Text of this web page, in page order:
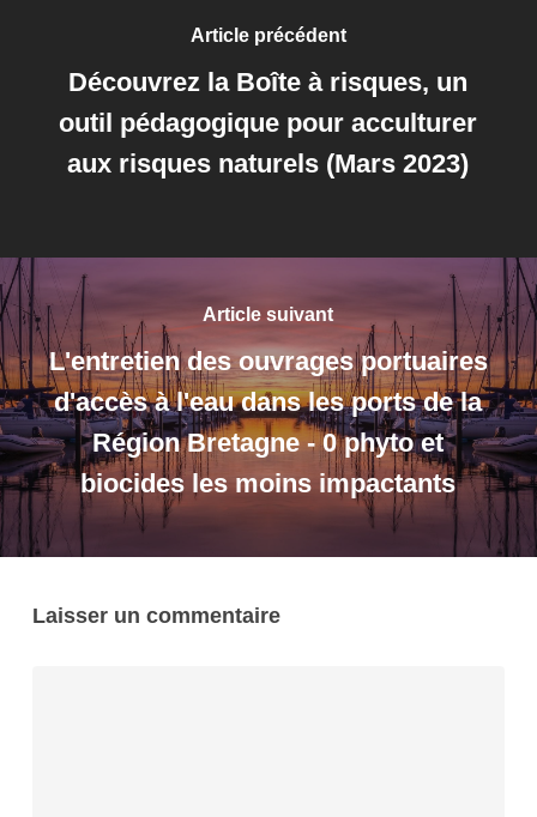
Article précédent
Découvrez la Boîte à risques, un
outil pédagogique pour acculturer
aux risques naturels (Mars 2023)
Article suivant
L'entretien des ouvrages portuaires
d'accès à l'eau dans les ports de la
Région Bretagne - 0 phyto et
biocides les moins impactants
Laisser un commentaire